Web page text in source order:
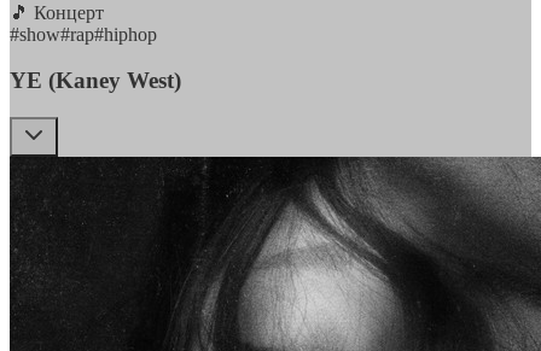
🎵 Концерт
#show#rap#hiphop
YE (Kaney West)